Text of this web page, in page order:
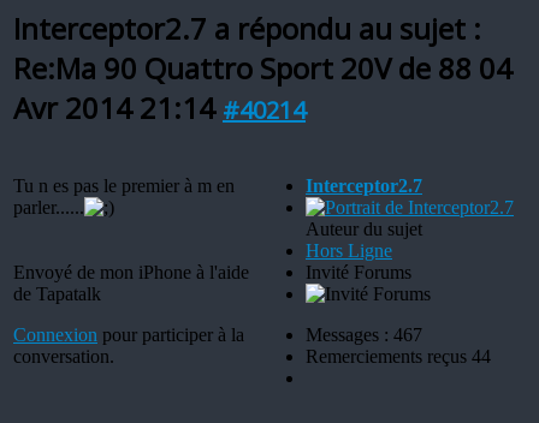
Interceptor2.7 a répondu au sujet :
Re:Ma 90 Quattro Sport 20V de 88 04
Avr 2014 21:14 #40214
Tu n es pas le premier à m en
parler......
Envoyé de mon iPhone à l'aide
de Tapatalk
Connexion pour participer à la
conversation.
Interceptor2.7
Auteur du sujet
Hors Ligne
Invité Forums
Messages : 467
Remerciements reçus 44